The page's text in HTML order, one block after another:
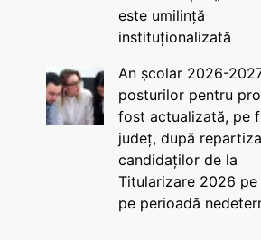
este umilință
instituționalizată
An școlar 2026-
posturilor pentru
fost actualizată, pe
județ, după
candidaților de la
Titularizare 2026
pe perioadă